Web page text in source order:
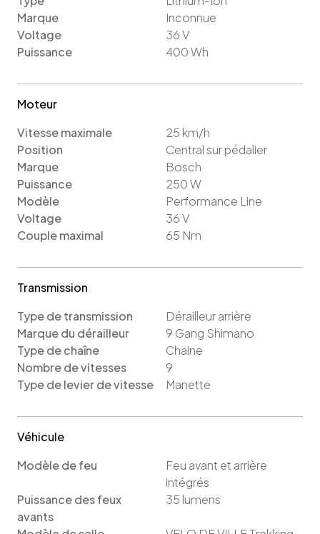
Marque
Inconnue
Voltage
36V
Puissance
400Wh
Moteur
Vitesse maximale
25 km/h
Position
Central sur pédalier
Marque
Bosch
Puissance
250W
Modèle
Performance Line
Voltage
36V
Couple maximal
65 Nm
Transmission
Type de transmission
Dérailleur arrière
Marque du dérailleur
9 Gang Shimano
Type de chaîne
Chaine
Nombre de vitesses
9
Type de levier de vitesse
Manette
Véhicule
Modèle de feu
Feu avant et arrière
intégrés
Puissance des feux
avants
35 lumens